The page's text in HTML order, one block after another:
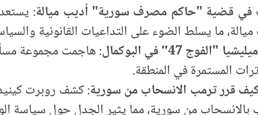
في قضية "حاكم مصرف سورية" أديب ميالة:
ما يسلط الضوء على التداعيات القانونية
47″ في البوكمال
المستمرة في المنطقة.
قرر ترمب الانسحاب من سورية: كشف روبرت
بالانسحاب من سورية، مما يثير الجدل حول سياسة